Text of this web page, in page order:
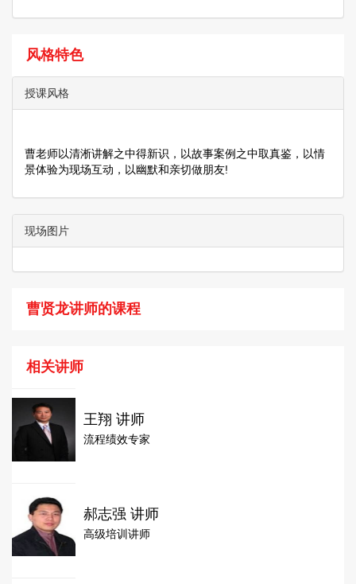
风格特色
授课风格
曹老师以清淅讲解之中得新识，以故事案例之中取真鉴，以情
景体验为现场互动，以幽默和亲切做朋友!
现场图片
曹贤龙讲师的课程
相关讲师
王翔 讲师
流程绩效专家
郝志强 讲师
高级培训讲师